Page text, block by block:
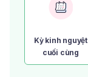
Kỳ kinh nguyệt
cuối cùng